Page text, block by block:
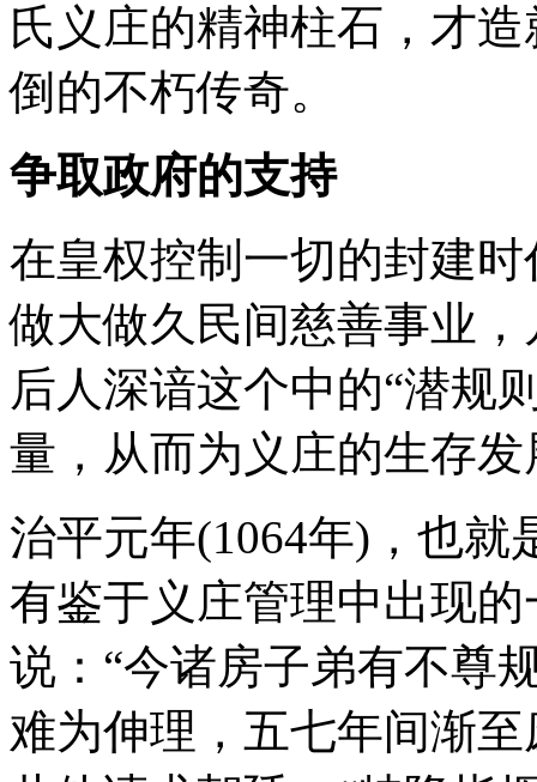
氏义庄的精神柱石，才
倒的不朽传奇。
争取政府的支持
在皇权控制一切的封建
做大做久民间慈善事业
后人深谙这个中的“潜规
量，从而为义庄的生存
治平元年(1064年)，也
有鉴于义庄管理中出现
说：“今诸房子弟有不尊
难为伸理，五七年间渐